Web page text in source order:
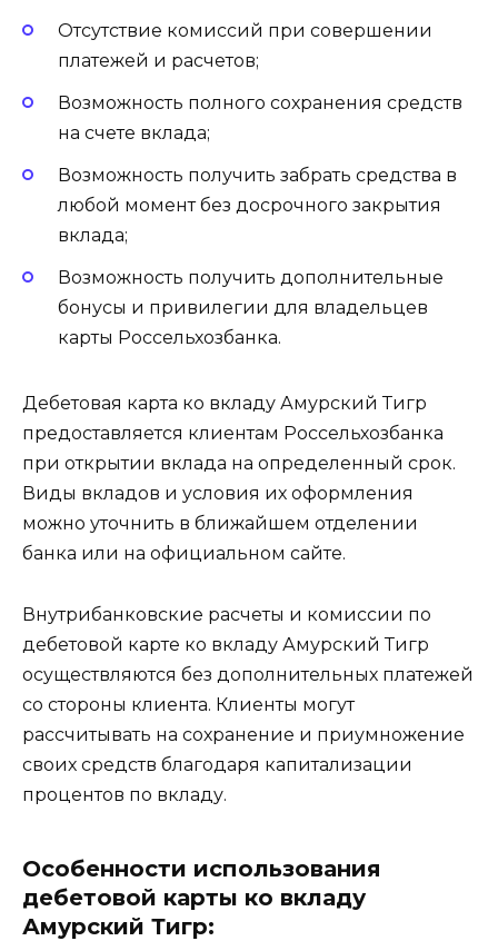
Отсутствие комиссий при совершении
платежей и расчетов;
Возможность полного сохранения средств
на счете вклада;
Возможность получить забрать средства в
любой момент без досрочного закрытия
вклада;
Возможность получить дополнительные
бонусы и привилегии для владельцев
карты Россельхозбанка.
Дебетовая карта ко вкладу Амурский Тигр
предоставляется клиентам Россельхозбанка
при открытии вклада на определенный срок.
Виды вкладов и условия их оформления
можно уточнить в ближайшем отделении
банка или на официальном сайте.
Внутрибанковские расчеты и комиссии по
дебетовой карте ко вкладу Амурский Тигр
осуществляются без дополнительных платежей
со стороны клиента. Клиенты могут
рассчитывать на сохранение и приумножение
своих средств благодаря капитализации
процентов по вкладу.
Особенности использования
дебетовой карты ко вкладу
Амурский Тигр: